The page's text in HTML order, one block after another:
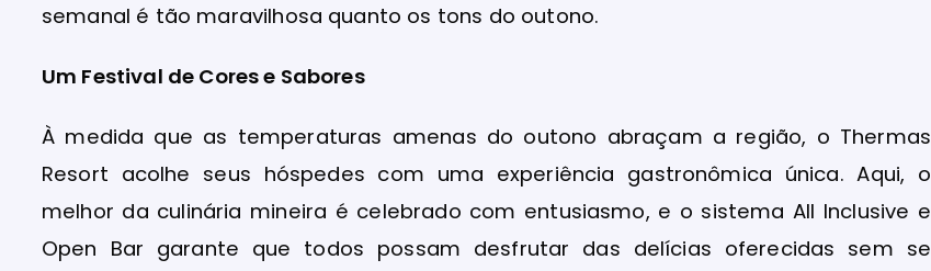
semanal é tão maravilhosa quanto os tons do outono.
Um Festival de Cores e Sabores
À medida que as temperaturas amenas do outono abraçam a região, o Thermas
Resort acolhe seus hóspedes com uma experiência gastronômica única. Aqui, o
melhor da culinária mineira é celebrado com entusiasmo, e o sistema All Inclusive e
Open Bar garante que todos possam desfrutar das delícias oferecidas sem se